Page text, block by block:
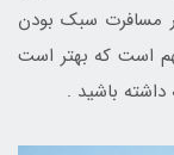
مسافرت سبک بودن
است که بهتر است
باشید .